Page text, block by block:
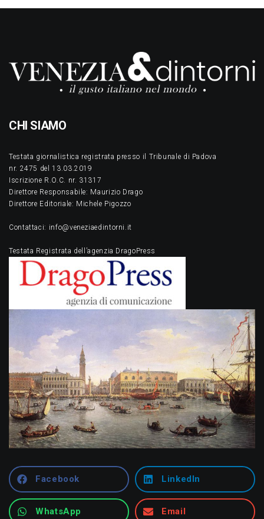
CHI SIAMO
Testata giornalistica registrata presso il Tribunale di Padova
nr. 2475 del 13.03.2019
Iscrizione R.O.C. nr. 31317
Direttore Responsabile: Maurizio Drago
Direttore Editoriale: Michele Pigozzo
Contattaci: info@veneziaedintorni.it
Testata Registrata dell’agenzia DragoPress
Facebook LinkedIn
WhatsApp Email